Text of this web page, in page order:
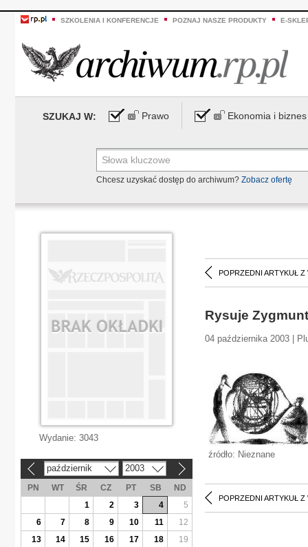
SZKOLENIA I KONFERENCJE POZNAJ NASZE PRODUKTY E-
SZUKAJ W: Prawo Ekonomia i biznes
Chcesz uzyskać dostęp do archiwum? Zobacz ofertę
POPRZEDNI ARTYKUŁ Z
Rysuje
04 października 2003 |
źródło: Nieznane
POPRZEDNI ARTYKUŁ Z
Wydanie: 3043
październik 2003
PN WT ŚR CZ PT SB
ND
1
2 3 4
5
6
7 8 9 10 11
12
13
14 15 16 17 18
19